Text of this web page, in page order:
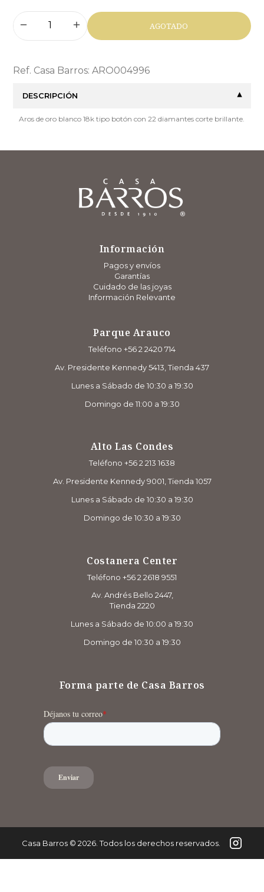
AGOTADO
Ref. Casa Barros: ARO004996
DESCRIPCIÓN
Aros de oro blanco 18k tipo botón con 22 diamantes corte brillante.
Información
Pagos y envíos
Garantías
Cuidado de las joyas
Información Relevante
Parque Arauco
Teléfono +56 2 2420 714
Av. Presidente Kennedy 5413, Tienda 437
Lunes a Sábado de 10:30 a 19:30
Domingo de 11:00 a 19:30
Alto Las Condes
Teléfono +56 2 213 1638
Av. Presidente Kennedy 9001, Tienda 1057
Lunes a Sábado de 10:30 a 19:30
Domingo de 10:30 a 19:30
Costanera Center
Teléfono +56 2 2618 9551
Av. Andrés Bello 2447,
Tienda 2220
Lunes a Sábado de 10:00 a 19:30
Domingo de 10:30 a 19:30
Forma parte de Casa Barros
Casa Barros© 2026. Todos los derechos reservados.